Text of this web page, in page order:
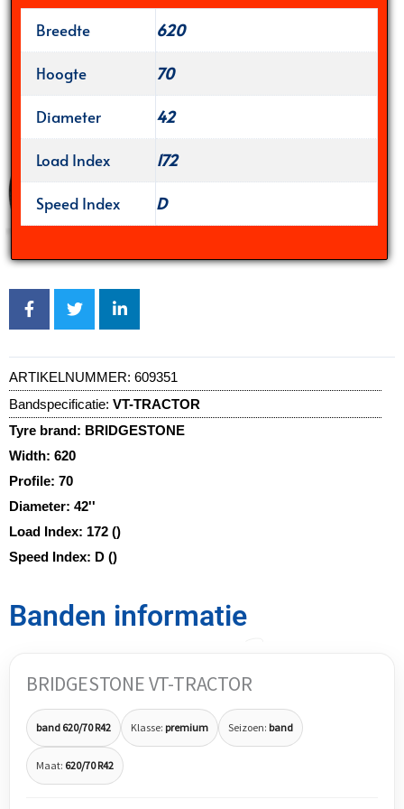
Breedte
620
Hoogte
70
Diameter
42
Load Index
172
Speed Index
D
ARTIKELNUMMER: 609351
Bandspecificatie: VT-TRACTOR
Tyre brand: BRIDGESTONE
Width: 620
Profile: 70
Diameter: 42''
Load Index: 172 ()
Speed Index: D ()
Banden informatie
BRIDGESTONE VT-TRACTOR
band 620/70 R42 Klasse: premium Seizoen: band
Maat: 620/70 R42